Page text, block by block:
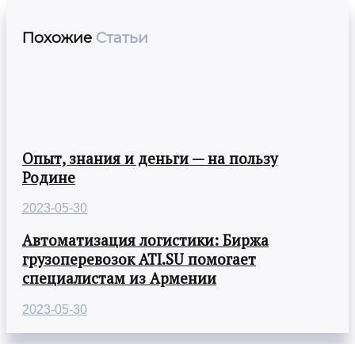
Похожие Статьи
Опыт, знания и деньги — на пользу
Родине
2023-05-30
Автоматизация логистики: Биржа
грузоперевозок ATI.SU помогает
специалистам из Армении
2023-05-30